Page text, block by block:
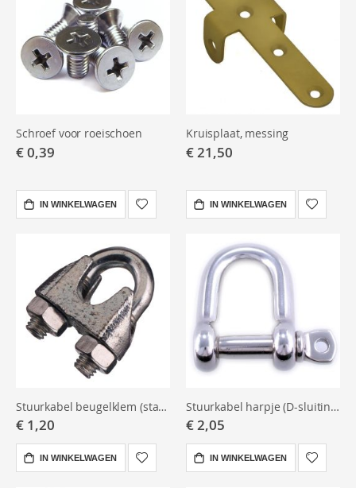
te verdelen en uitlijnen te borgen.
Voetenbord– vleugelmoeren/buisvleugelmoeren voor snelle
hoek/afstand-verstelling.
Stuurinrichting– controleer speling in juk/geleiders;
Schroef voor roeischoen
€ 0,39
IN WINKELWAGEN
Kruisplaat, messing
€ 21,50
IN WINKELWAGEN
Stuurkabel beugelklem (staaldraadklem) RVS
€ 1,20
IN WINKELWAGEN
Stuurkabel harpje (D-sluiting) RVS
€ 2,05
IN WINKELWAGEN